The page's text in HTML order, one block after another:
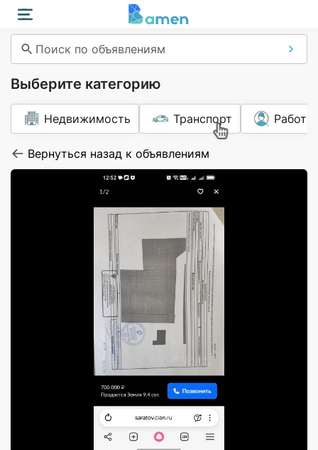
Поиск по объявлениям
Выберите категорию
Недвижимость Транспорт Работа
Вернуться назад к объявлениям